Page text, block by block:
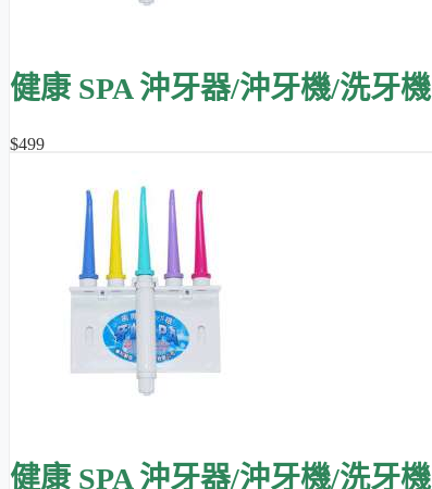
健康 SPA 沖牙器/沖牙機/洗牙
$499
健康 SPA 沖牙器/沖牙機/洗牙